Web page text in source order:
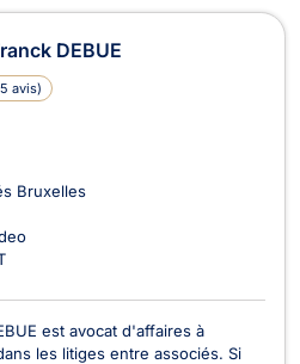
DEBUE
avis)
Bruxelles
est avocat d'affaires à
les litiges entre associés. Si